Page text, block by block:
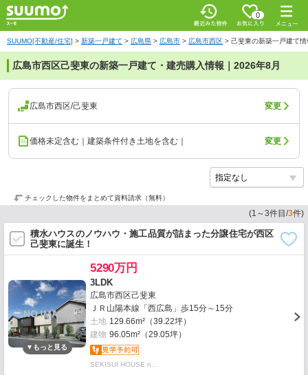
0
SUUMO[不動産/住宅] > 新築一戸建て > 広島県 > 広島市 > 広島市西区 > 己斐東の新築一戸建て情
広島市西区己斐東の新築一戸建て・建売購入情報｜2026年8月
広島市西区/己斐東 変更
価格未定含む｜建築条件付き土地を含む｜ 変更
チェックした物件をまとめて資料請求（無料）
(1 ～3件目/3件)
積水ハウスのノウハウ・施工品質が詰まった分譲住宅が西区
己斐東に誕生！
5290万円
3LDK
広島市西区己斐東
ＪＲ山陽本線「西広島」歩15分～15分
土地 129.66m²（39.22坪）
建物 96.05m²（29.05坪）
SEKISUI HOUSE n…